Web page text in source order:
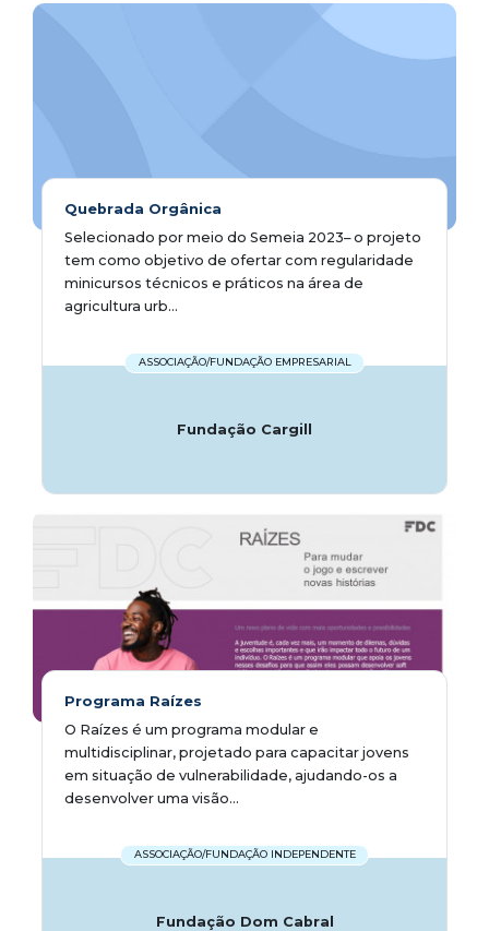
Quebrada Orgânica
Selecionado por meio do Semeia 2023– o projeto
tem como objetivo de ofertar com regularidade
minicursos técnicos e práticos na área de
agricultura urb...
ASSOCIAÇÃO/FUNDAÇÃO EMPRESARIAL
Fundação Cargill
Programa Raízes
O Raízes é um programa modular e
multidisciplinar, projetado para capacitar jovens
em situação de vulnerabilidade, ajudando-os a
desenvolver uma visão...
ASSOCIAÇÃO/FUNDAÇÃO INDEPENDENTE
Fundação Dom Cabral